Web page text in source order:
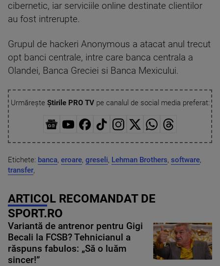
cibernetic, iar serviciile online destinate clientilor
au fost intrerupte.
Grupul de hackeri Anonymous a atacat anul trecut
opt banci centrale, intre care banca centrala a
Olandei, Banca Greciei si Banca Mexicului.
Urmărește Știrile PRO TVpe canalul de social media preferat:
Etichete: banca, eroare, greseli, Lehman Brothers, software,
transfer,
ARTICOL RECOMANDAT DE
SPORT.RO
Variantă de antrenor pentru Gigi
Becali la FCSB? Tehnicianul a
răspuns fabulos: „Să o luăm
sincer!”